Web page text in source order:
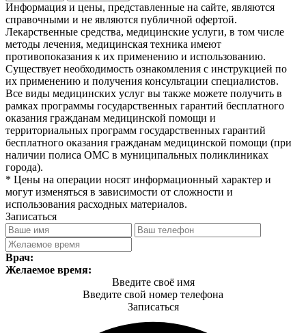
Информация и цены, представленные на сайте, являются
справочными и не являются публичной офертой.
Лекарственные средства, медицинские услуги, в том числе
методы лечения, медицинская техника имеют
противопоказания к их применению и использованию.
Существует необходимость ознакомления с инструкцией по
их применению и получения консультации специалистов.
Все виды медицинских услуг вы также можете получить в
рамках программы государственных гарантий бесплатного
оказания гражданам медицинской помощи и
территориальных программ государственных гарантий
бесплатного оказания гражданам медицинской помощи (при
наличии полиса ОМС в муниципальных поликлиниках
города).
* Цены на операции носят информационный характер и
могут изменяться в зависимости от сложности и
использования расходных материалов.
Записаться
Врач:
Желаемое время:
Введите своё имя
Введите свой номер телефона
Записаться